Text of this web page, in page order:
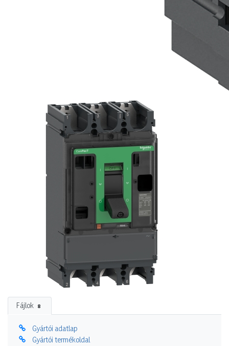
Fájlok 8
Gyártói adatlap
Gyártói termékoldal